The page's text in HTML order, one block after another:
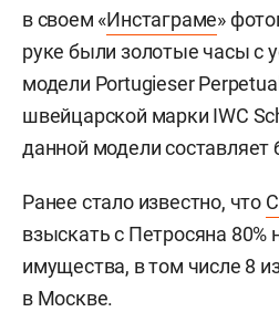
в своем «Инстаграме»
руке были золотые часы с
модели Portugieser
швейцарской марки IWC
данной модели составляет
Ранее стало известно, что
взыскать с Петросяна 80%
имущества, в том числе 8
в Москве.